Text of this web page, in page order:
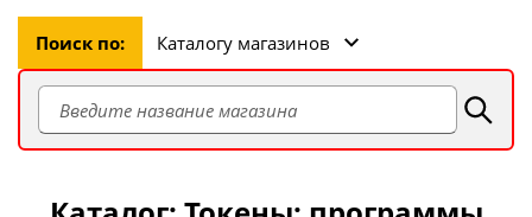
Поиск по: Каталогу магазинов